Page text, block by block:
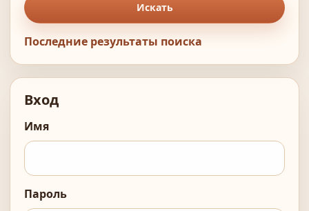
Искать
Последние результаты поиска
Вход
Имя
Пароль